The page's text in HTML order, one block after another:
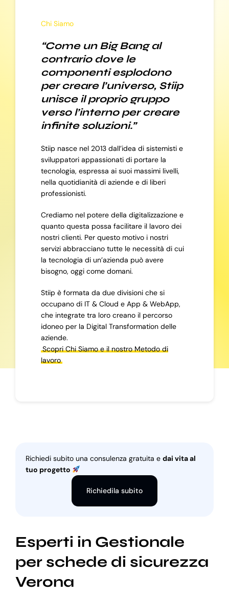
Chi Siamo
“Come un Big Bang al
contrario dove le
componenti esplodono
per creare l’universo, Stiip
unisce il proprio gruppo
verso l’interno per creare
infinite soluzioni.”
Stiip nasce nel 2013 dall’idea di sistemisti e
sviluppatori appassionati di portare la
tecnologia, espressa ai suoi massimi livelli,
nella quotidianità di aziende e di liberi
professionisti.
Crediamo nel potere della digitalizzazione e
quanto questa possa facilitare il lavoro dei
nostri clienti. Per questo motivo i nostri
servizi abbracciano tutte le necessità di cui
la tecnologia di un’azienda può avere
bisogno, oggi come domani.
Stiip è formata da due divisioni che si
occupano di IT & Cloud e App & WebApp,
che integrate tra loro creano il percorso
idoneo per la Digital Transformation delle
aziende.
Scopri Chi Siamo e il nostro Metodo di
lavoro
Richiedi subito una consulenza gratuita e dai vita al
tuo progetto
Richiedila subito
Esperti in Gestionale
per schede di sicurezza
Verona